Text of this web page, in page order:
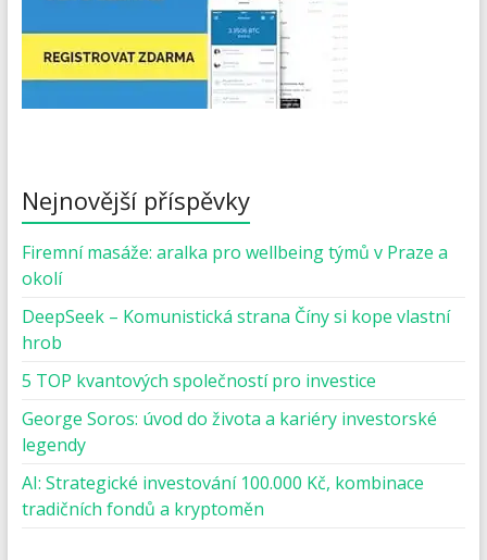
Nejnovější příspěvky
Firemní masáže: aralka pro wellbeing týmů v Praze a
okolí
DeepSeek – Komunistická strana Číny si kope vlastní
hrob
5 TOP kvantových společností pro investice
George Soros: úvod do života a kariéry investorské
legendy
AI: Strategické investování 100.000 Kč, kombinace
tradičních fondů a kryptoměn